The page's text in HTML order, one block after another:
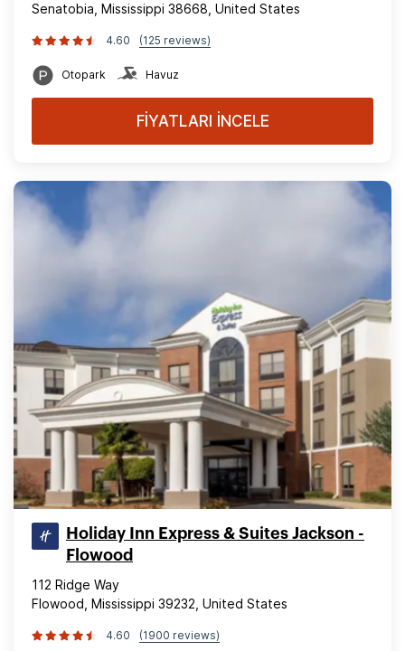
Senatobia, Mississippi 38668, United States
4.60 (125 reviews)
Otopark Havuz
FİYATLARI İNCELE
Holiday Inn Express & Suites Jackson -
Flowood
112 Ridge Way
Flowood, Mississippi 39232, United States
4.60 (1900 reviews)